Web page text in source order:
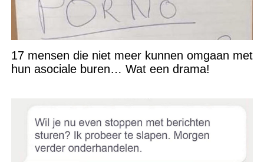
17 mensen die niet meer kunnen omgaan met
hun asociale buren… Wat een drama!